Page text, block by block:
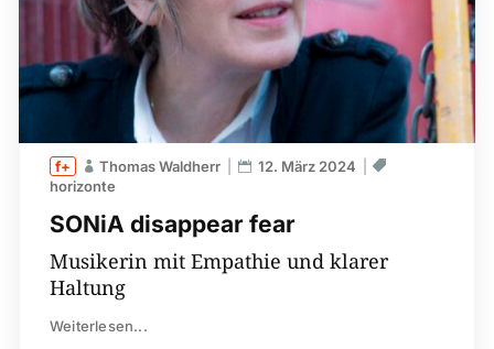
SONiA disappear fear
Thomas Waldherr
12. März 2024
horizonte
Musikerin mit Empathie und klarer
Haltung
Weiterlesen...